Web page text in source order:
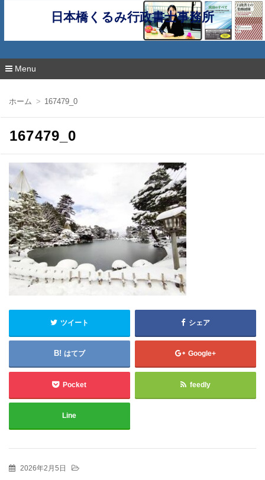
日本橋くるみ行政書士事務所
Menu
ン
ホーム 167479_0
167479_0
ツイート シェア
はてブ Google+
Pocket feedly
Line
2026年2月5日